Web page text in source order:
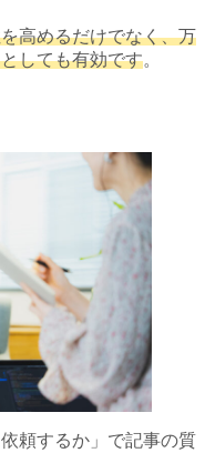
高めるだけでなく、万
しても有効です。
頼するか」で記事の質